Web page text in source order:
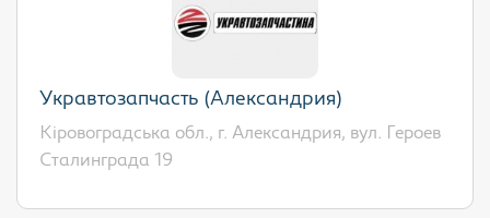
Укравтозапчасть (Александрия)
Кіровоградська обл., г. Александрия, вул. Героев
Сталинграда 19